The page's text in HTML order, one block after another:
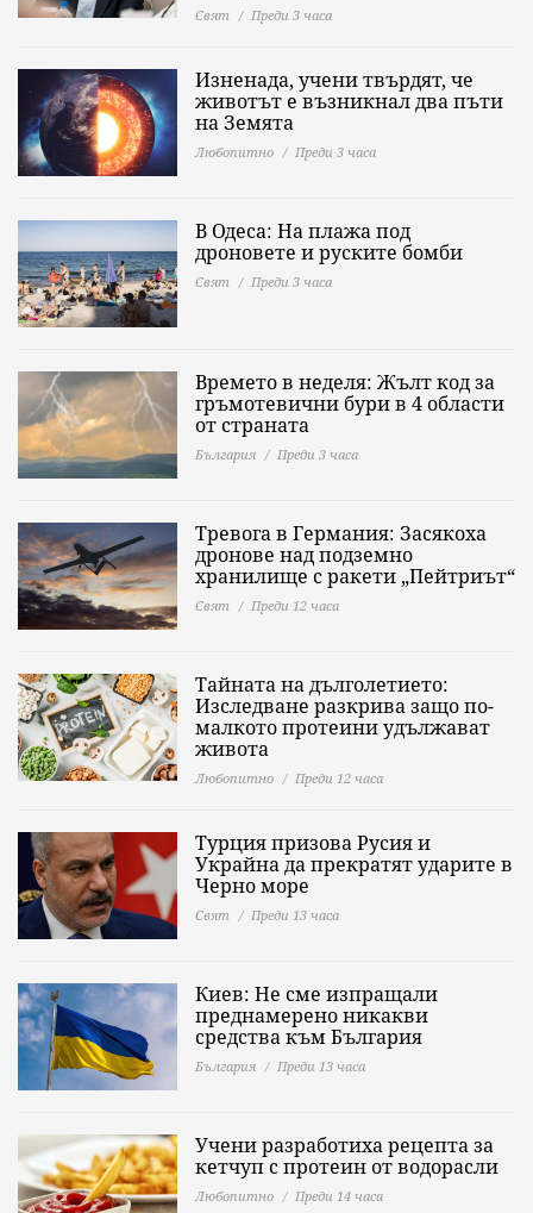
Свят Преди 3 часа
Изненада, учени твърдят, че
животът е възникнал два пъти
на Земята
Любопитно Преди 3 часа
В Одеса: На плажа под
дроновете и руските бомби
Свят Преди 3 часа
Времето в неделя: Жълт код за
гръмотевични бури в 4 области
от страната
България Преди 3 часа
Тревога в Германия: Засякоха
дронове над подземно
хранилище с ракети „Пейтриът“
Свят Преди 12 часа
Тайната на дълголетието:
Изследване разкрива защо по-
малкото протеини удължават
живота
Любопитно Преди 12 часа
Турция призова Русия и
Украйна да прекратят ударите в
Черно море
Свят Преди 13 часа
Киев: Не сме изпращали
преднамерено никакви
средства към България
България Преди 13 часа
Учени разработиха рецепта за
кетчуп с протеин от водорасли
Любопитно Преди 14 часа